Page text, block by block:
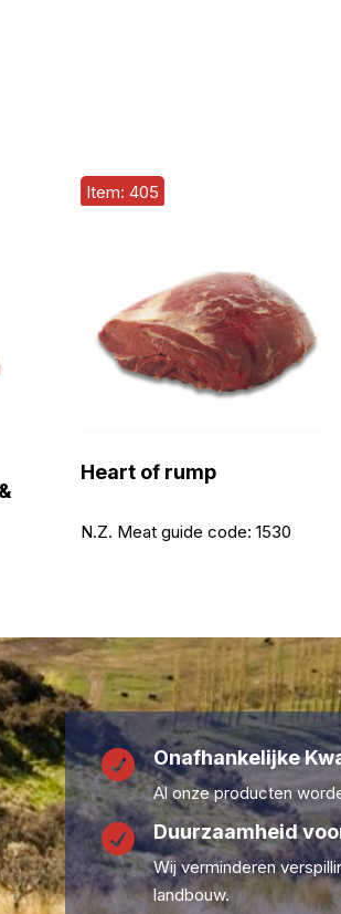
Item: 405
Heart of rump
N.Z. Meat guide code: 1530
 Onafhankelijke
Al onze producten
 Duurzaamheid
Wij verminderen
landbouw.